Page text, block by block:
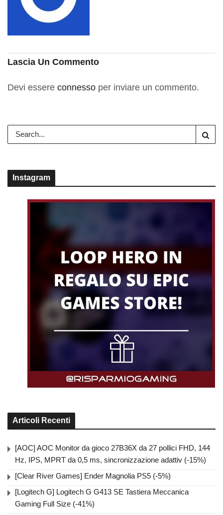
Lascia Un Commento
Devi essere connesso per inviare un commento.
Instagram
Articoli Recenti
[AOC] AOC Monitor da gioco 27B36X da 27 pollici FHD, 144
Hz, IPS, MPRT da 0,5 ms, sincronizzazione adattiv (-15%)
[Clear River Games] Ender Magnolia PS5 (-5%)
[Logitech G] Logitech G G413 SE Tastiera Meccanica
Gaming Full Size (-41%)